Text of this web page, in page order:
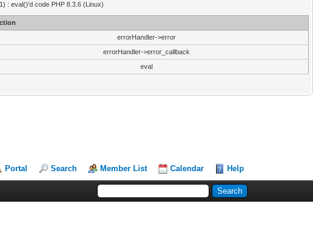
: eval()'d code PHP 8.3.6 (Linux)
errorHandler->error
errorHandler->error_callback
eval
Portal Search Member List Calendar Help